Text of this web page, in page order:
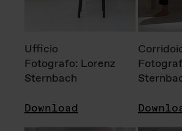
Ufficio
Fotografo: Lorenz
Sternbach
Download